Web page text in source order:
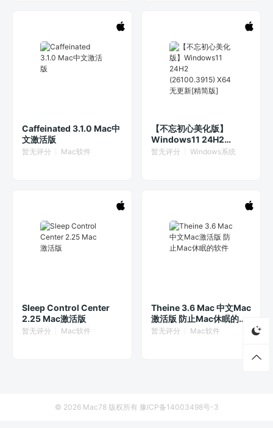
Caffeinated 3.1.0 Mac中
文激活版
暂无评分 Mac软件
【不忘初心美化版】
Windows11 24H2
(26100.3915) X64 无更
暂无评分 Windows系统
Sleep Control Center
2.25 Mac激活版
暂无评分 Mac软件
Theine 3.6 Mac 中文Mac
激活版 防止Mac休眠的软
件
暂无评分 Mac软件
© 2026 Mac78版权所有 豫ICP备14003498号-3